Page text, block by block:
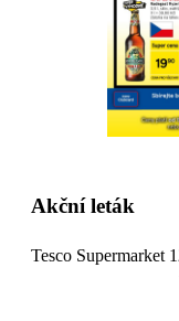
Akční leták
Tesco Supermarket